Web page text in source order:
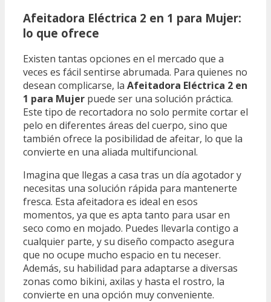
Afeitadora Eléctrica 2 en 1 para Mujer:
lo que ofrece
Existen tantas opciones en el mercado que a
veces es fácil sentirse abrumada. Para quienes no
desean complicarse, la Afeitadora Eléctrica 2 en
1 para Mujer puede ser una solución práctica.
Este tipo de recortadora no solo permite cortar el
pelo en diferentes áreas del cuerpo, sino que
también ofrece la posibilidad de afeitar, lo que la
convierte en una aliada multifuncional.
Imagina que llegas a casa tras un día agotador y
necesitas una solución rápida para mantenerte
fresca. Esta afeitadora es ideal en esos
momentos, ya que es apta tanto para usar en
seco como en mojado. Puedes llevarla contigo a
cualquier parte, y su diseño compacto asegura
que no ocupe mucho espacio en tu neceser.
Además, su habilidad para adaptarse a diversas
zonas como bikini, axilas y hasta el rostro, la
convierte en una opción muy conveniente.